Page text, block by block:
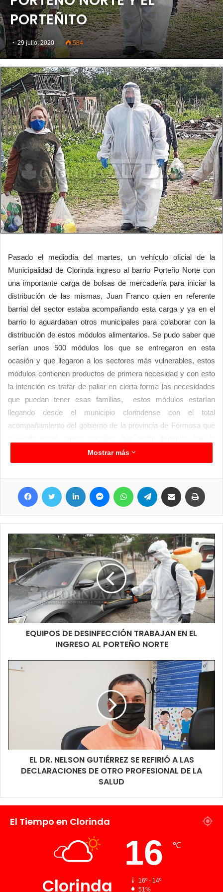
PORTEÑITO
29 julio, 2020 584
Pasado el mediodía del martes, un vehículo oficial de la
Municipalidad de Clorinda ingreso al barrio Porteño Norte con
una importante carga de bolsas de mercadería para iniciar la
distribución de las mismas, Juan Franco quien en referente
barrial del sector estaba acompañando esta carga y ya en el
barrio lo aguardaban otros municipales para colaborar con la
distribución de estos módulos alimentarios. Se pudo saber que
serían unos 500 módulos los que se entregaron en esta
ocasión y que llegaron a los sectores más vulnerables, estos
módulos contienen productos de primera necesidad y con esto
la intención es tratar de paliar en cierta forma las necesidades
que puedan tener esas familias, estos módulos estarían
llegando desde el municipio clorindense con el total
acompañamiento del gobierno de la provincia de Formosa que
finalidad de ayudar a estas familias.
La tarea demando algunas horas y en principio sería la primera
de las asistencias en llegar y no se descarta que existan otras
ayudas más a futuro, en la recorrida de entrega, os vecinos
manifestaban su agradecimiento por esta asistencia que llega a
ayudarlos en sus consumos diarios. Las bolsas contienen
productos esenciales como yerba, azúcar, aceite, arroz, fideo,
puré de tomate, entre otros artículos más.
Mostrar más
EQUIPOS DE DESINFECCIÓN TRABAJAN EN EL
INGRESO AL PORTEÑO NORTE
EL DR. NELSON GUTIÉRREZ SE REFIRIÓ A LAS
DECLARACIONES DE OTRO PROFESIONAL DE LA
SALUD
El Tiempo en Clorinda
Clorinda
16 ℃
16º - 14º
51%